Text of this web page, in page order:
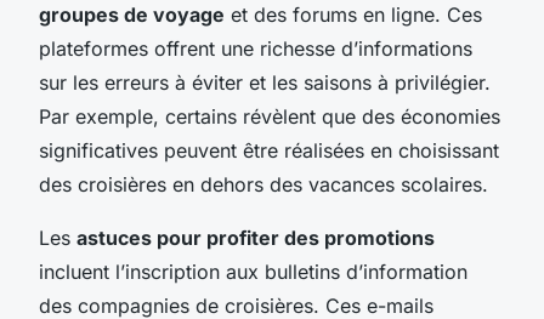
groupes de voyage et des forums en ligne. Ces
plateformes offrent une richesse d’informations
sur les erreurs à éviter et les saisons à privilégier.
Par exemple, certains révèlent que des économies
significatives peuvent être réalisées en choisissant
des croisières en dehors des vacances scolaires.
Les astuces pour profiter des promotions
incluent l’inscription aux bulletins d’information
des compagnies de croisières. Ces e-mails